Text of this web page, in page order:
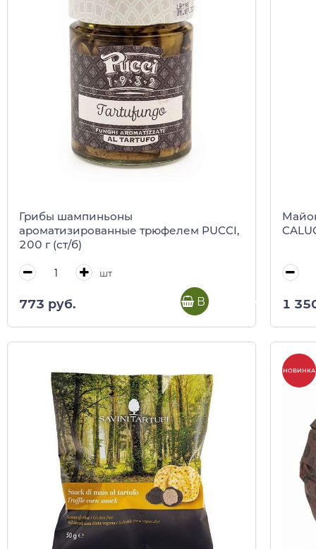
Грибы шампиньоны
ароматизированные трюфелем PUCCI,
200 г (ст/б)
шт
773 руб. В корзину 1
НОВИНКА